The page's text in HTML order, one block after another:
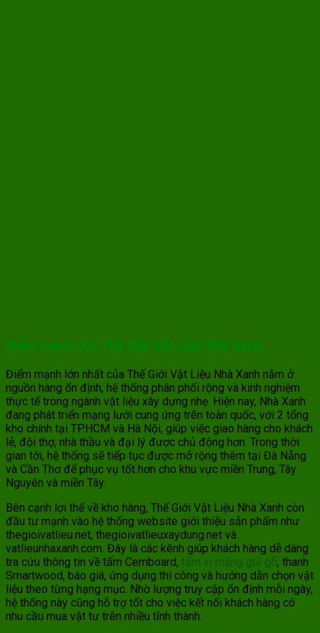
Điểm mạnh của Thế Giới Vật Liệu Nhà Xanh
Điểm mạnh lớn nhất của Thế Giới Vật Liệu Nhà Xanh nằm ở
nguồn hàng ổn định, hệ thống phân phối rộng và kinh nghiệm
thực tế trong ngành vật liệu xây dựng nhẹ. Hiện nay, Nhà Xanh
đang phát triển mạng lưới cung ứng trên toàn quốc, với 2 tổng
kho chính tại TP.HCM và Hà Nội, giúp việc giao hàng cho khách
lẻ, đội thợ, nhà thầu và đại lý được chủ động hơn. Trong thời
gian tới, hệ thống sẽ tiếp tục được mở rộng thêm tại Đà Nẵng
và Cần Thơ để phục vụ tốt hơn cho khu vực miền Trung, Tây
Nguyên và miền Tây.
Bên cạnh lợi thế về kho hàng, Thế Giới Vật Liệu Nhà Xanh còn
đầu tư mạnh vào hệ thống website giới thiệu sản phẩm như
thegioivatlieu.net, thegioivatlieuxaydung.net và
vatlieunhaxanh.com. Đây là các kênh giúp khách hàng dễ dàng
tra cứu thông tin về tấm Cemboard, tấm xi măng giả gỗ, thanh
Smartwood, báo giá, ứng dụng thi công và hướng dẫn chọn vật
liệu theo từng hạng mục. Nhờ lượng truy cập ổn định mỗi ngày,
hệ thống này cũng hỗ trợ tốt cho việc kết nối khách hàng có
nhu cầu mua vật tư trên nhiều tỉnh thành.